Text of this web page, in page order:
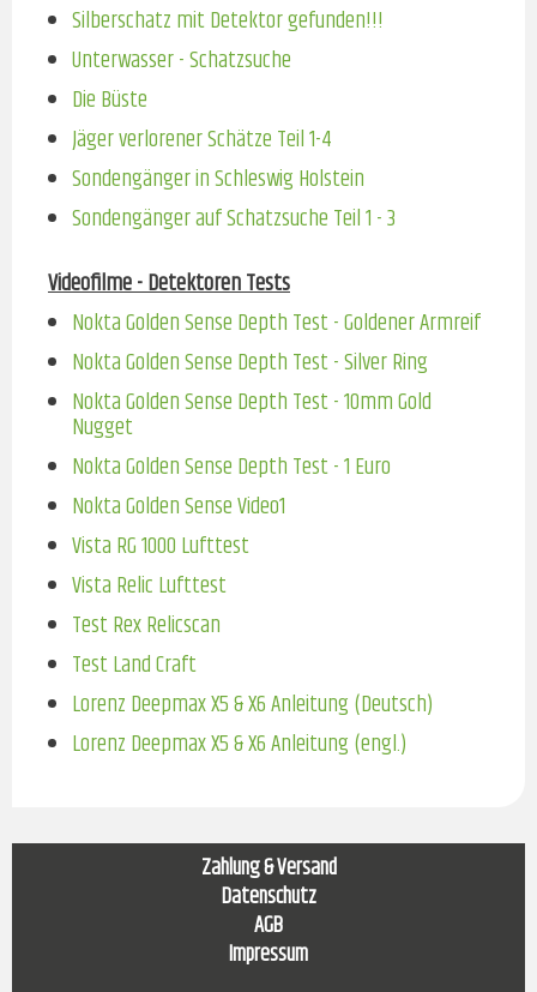
Silberschatz mit Detektor gefunden!!!
Unterwasser - Schatzsuche
Die Büste
Jäger verlorener Schätze Teil 1-4
Sondengänger in Schleswig Holstein
Sondengänger auf Schatzsuche Teil 1 - 3
Videofilme - Detektoren Tests
Nokta Golden Sense Depth Test - Goldener Armreif
Nokta Golden Sense Depth Test - Silver Ring
Nokta Golden Sense Depth Test - 10mm Gold
Nugget
Nokta Golden Sense Depth Test - 1 Euro
Nokta Golden Sense Video1
Vista RG 1000 Lufttest
Vista Relic Lufttest
Test Rex Relicscan
Test Land Craft
Lorenz Deepmax X5 & X6 Anleitung (Deutsch)
Lorenz Deepmax X5 & X6 Anleitung (engl.)
Navigation
überspringen
Zahlung & Versand
Datenschutz
AGB
Impressum